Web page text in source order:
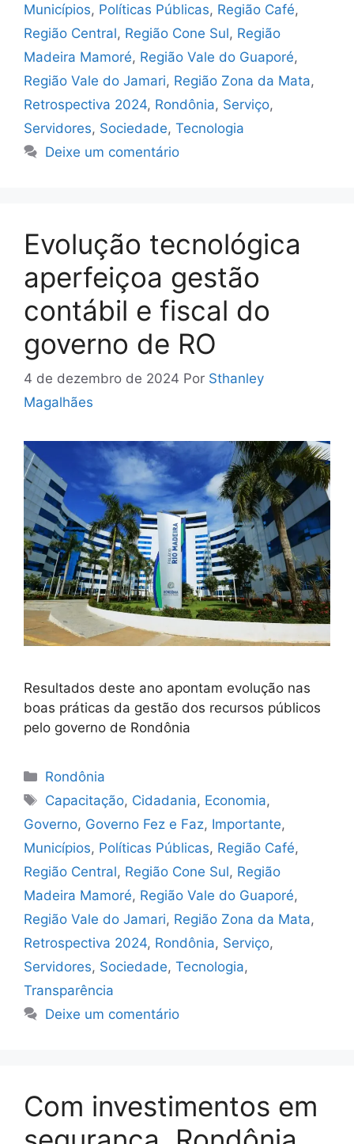
Municípios, Políticas Públicas, Região Café,
Região Central, Região Cone Sul, Região
Madeira Mamoré, Região Vale do Guaporé,
Região Vale do Jamari, Região Zona da Mata,
Retrospectiva 2024, Rondônia, Serviço,
Servidores, Sociedade, Tecnologia
Deixe um comentário
Evolução tecnológica
aperfeiçoa gestão
contábil e fiscal do
governo de RO
4 de dezembro de 2024 Por Sthanley
Magalhães
Resultados deste ano apontam evolução nas
boas práticas da gestão dos recursos públicos
pelo governo de Rondônia
Categorias
Rondônia
Tags
Capacitação, Cidadania, Economia,
Governo, Governo Fez e Faz, Importante,
Municípios, Políticas Públicas, Região Café,
Região Central, Região Cone Sul, Região
Madeira Mamoré, Região Vale do Guaporé,
Região Vale do Jamari, Região Zona da Mata,
Retrospectiva 2024, Rondônia, Serviço,
Servidores, Sociedade, Tecnologia,
Transparência
Deixe um comentário
Com investimentos em